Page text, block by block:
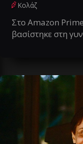
Κολάζ
Στο Amazon
βασίστηκε στη